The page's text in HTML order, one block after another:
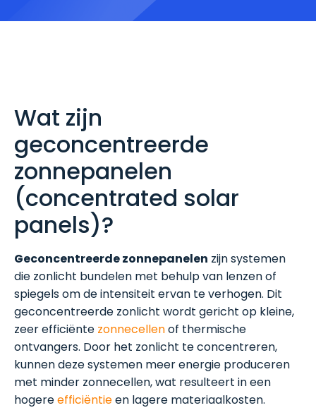
Wat zijn
geconcentreerde
zonnepanelen
(concentrated solar
panels)?
Geconcentreerde zonnepanelen zijn systemen
die zonlicht bundelen met behulp van lenzen of
spiegels om de intensiteit ervan te verhogen. Dit
geconcentreerde zonlicht wordt gericht op kleine,
zeer efficiënte zonnecellenof thermische
ontvangers. Door het zonlicht te concentreren,
kunnen deze systemen meer energie produceren
met minder zonnecellen, wat resulteert in een
hogereefficiëntieen lagere materiaalkosten.